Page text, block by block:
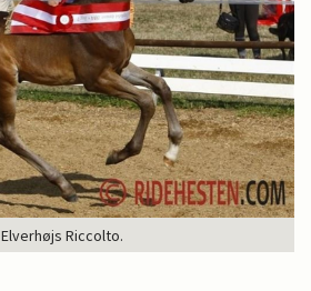
Elverhøjs Riccolto.